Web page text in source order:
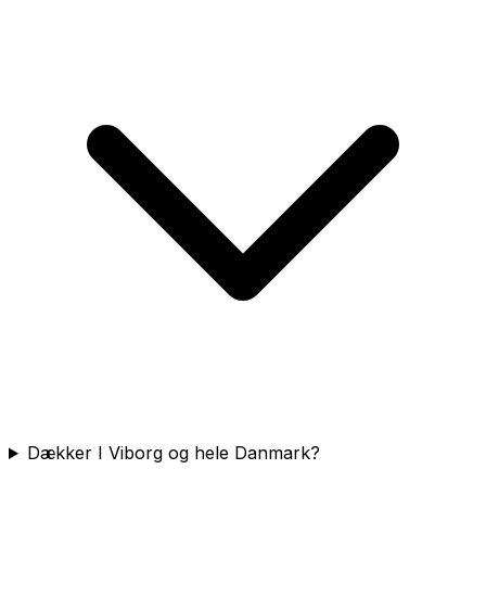
Dækker I Viborg og hele Danmark?